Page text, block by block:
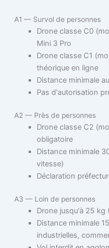
A1 — Survol de personnes
Drone classe C0
Mini 3 Pro
Drone classe C1
théorique en ligne
Distance minimale
Pas d'autorisation
A2 — Près de personnes
Drone classe C2
obligatoire
Distance minimale
vitesse)
Déclaration
A3 — Loin de personnes
Drone jusqu'à 25 kg
Distance minimale
industrielles,